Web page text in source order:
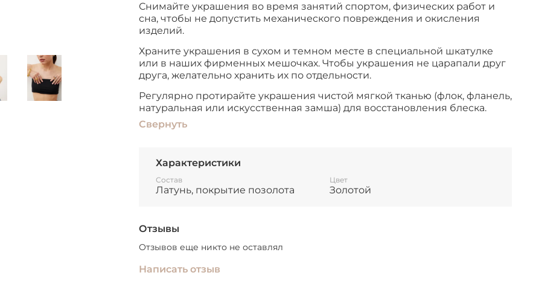
Снимайте украшения во время занятий спортом, физических работ и
сна, чтобы не допустить механического повреждения и окисления
изделий.
Храните украшения в сухом и темном месте в специальной шкатулке
или в наших фирменных мешочках. Чтобы украшения не царапали друг
друга, желательно хранить их по отдельности.
Регулярно протирайте украшения чистой мягкой тканью (флок, фланель,
натуральная или искусственная замша) для восстановления блеска.
Свернуть
Характеристики
Состав
Латунь, покрытие позолота
Цвет
Золотой
Отзывы
Отзывов еще никто не оставлял
Написать отзыв